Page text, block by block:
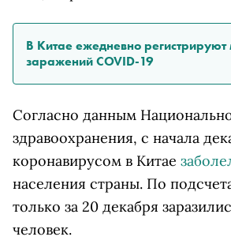
В Китае ежедневно регистрируют
заражений COVID-19
Согласно данным
здравоохранения, с начала
коронавирусом в Китае
населения страны. По
только за 20 декабря
человек.